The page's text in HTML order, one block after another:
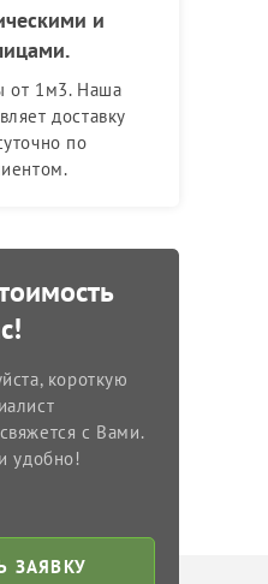
и
от 1м3. Наша
доставку
по
короткую
с Вами.
удобно!
ЗАЯВКУ